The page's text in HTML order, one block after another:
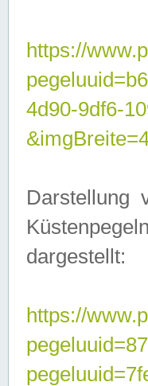
https://
4d90-9df6-
Darstellung
dargestellt:
https://